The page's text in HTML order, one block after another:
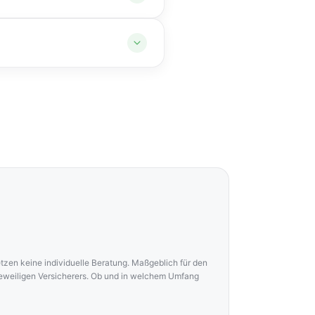
Gütern eine zusätzliche
keine individuelle Beratung. Maßgeblich für den
Versicherers. Ob und in welchem Umfang